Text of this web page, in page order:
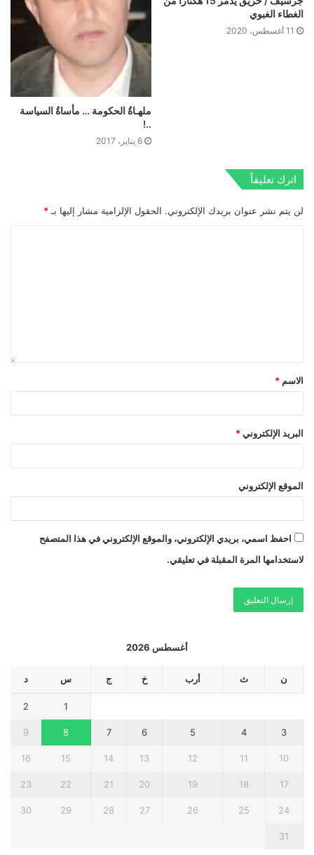
الغطاء الغبوي
11 أغسطس، 2020
ملهـاةُ الحكومة … مأساةُ السياسة
..!
6 يناير، 2017
اترك تعليقاً
لن يتم نشر عنوان بريدك الإلكتروني. الحقول الإلزامية مشار إليها بـ *
الاسم *
البريد الإلكتروني *
الموقع الإلكتروني
احفظ اسمي، بريدي الإلكتروني، والموقع الإلكتروني في هذا المتصفح
لاستخدامها المرة المقبلة في تعليقي.
أغسطس 2026
ن ث أرب خ ج س د
1
2
3
4
5
6
7
8
9
10
11
12
13
14
15
16
17
18
19
20
21
22
23
24
25
26
27
28
29
30
31